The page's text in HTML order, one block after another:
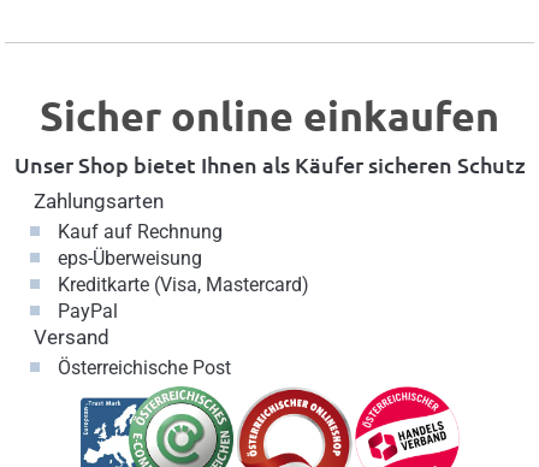
Sicher online einkaufen
Unser Shop bietet Ihnen als Käufer sicheren Schutz
Zahlungsarten
Kauf auf Rechnung
eps-Überweisung
Kreditkarte (Visa, Mastercard)
PayPal
Versand
Österreichische Post